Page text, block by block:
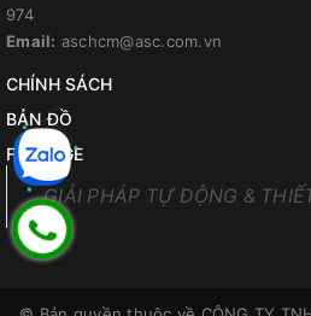
974
Email: aschcm@asc.com.vn
CHÍNH SÁCH
BẢN ĐỒ
FANPAGE
GIẢI PHÁP TỰ ĐỘNG &